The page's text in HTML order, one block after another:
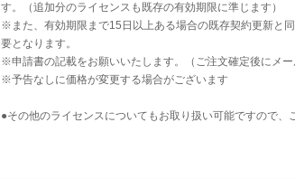
す。（追加分のライセンスも既存の有効期限に準じます）
※また、有効期限まで15日以上ある場合の既存契約更新と
要となります。
※申請書の記載をお願いいたします。（ご注文確定後にメー
※予告なしに価格が変更する場合がございます
●その他のライセンスについてもお取り扱い可能ですので、